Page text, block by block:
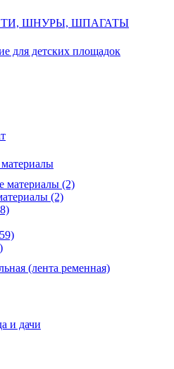
ШНУРЫ, ШПАГАТЫ
для детских площадок
(2)
(лента ременная)
и дачи